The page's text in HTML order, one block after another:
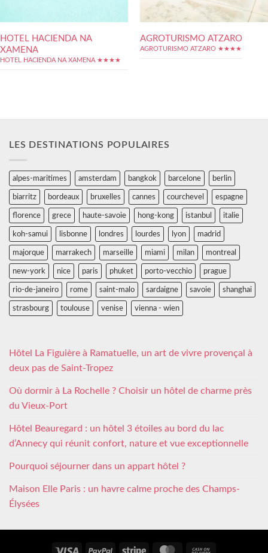
HOTEL HACIENDA NA
XAMENA
HOTEL HACIENDA NA XAMENA ★★★★
AGROTURISMO ATZARO
AGROTURISMO ATZARO ★★★★
LES DESTINATIONS POPULAIRES
alpes-maritimes amsterdam bangkok barcelone berlin
biarritz bordeaux bruxelles cannes courchevel espagne
florence grece haute-savoie hong-kong istanbul italie
koh-samui lisbonne londres lourdes lyon madrid
majorque marrakech marseille miami milan montreal
new-york nice paris phuket porto-vecchio prague
rio-de-janeiro rome saint-malo sardaigne savoie shanghai
strasbourg toulouse venise vienna - wien
Hôtel La Figuière à Ramatuelle, un art de vivre provençal à
deux pas de Saint-Tropez
Où dormir à La Rochelle ? Choisir un hôtel de charme près
du Vieux-Port
Hôtel Beauregard : un hôtel 3 étoiles au bord du lac
d’Annecy qui réunit confort, nature et vue exceptionnelle
Pourquoi séjourner dans un appart hôtel ?
Maison Elle Paris : un havre calme proche des Champs-
Élysées
Visa PayPal Stripe MasterCard